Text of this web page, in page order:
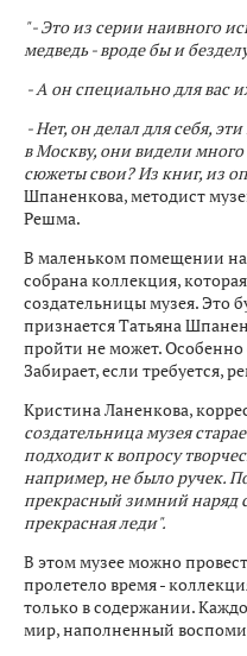
" - Это из серии наивного
медведь - вроде бы и
- А он специально для вас
- Нет, он делал для себя,
в Москву, они видели много
сюжеты свои? Из книг, из
Шпаненкова, методист
Решма.
В маленьком помещении
собрана коллекция,
создательницы музея. Это
признается Татьяна
пройти не может. Особенно
Забирает, если требуется,
Кристина Ланенкова,
создательница музея
подходит к вопросу
например, не было ручек.
прекрасный зимний наряд
прекрасная леди".
В этом музее можно
пролетело время -
только в содержании.
мир, наполненный